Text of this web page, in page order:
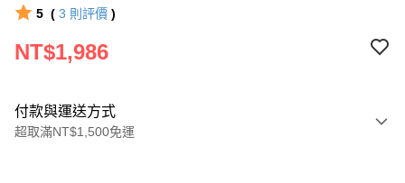
5 ( 3 則評價 )
NT$1,986
付款與運送方式
超取滿NT$1,500免運